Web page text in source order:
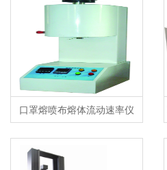
口罩熔喷布熔体流动速率仪